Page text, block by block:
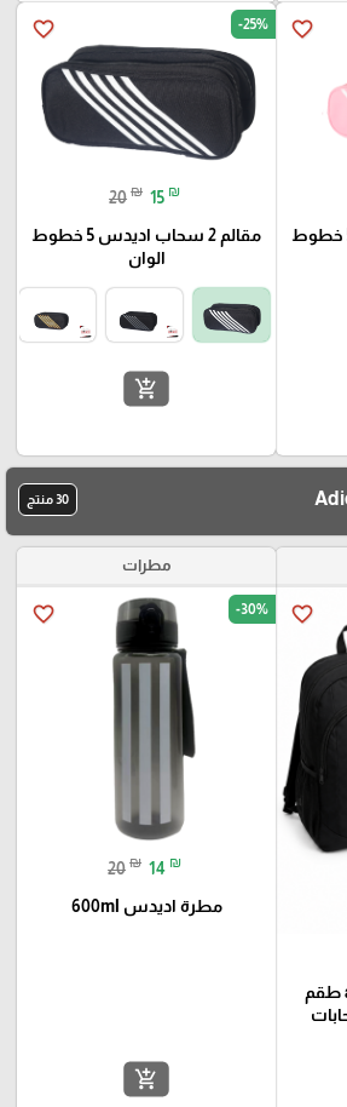
favorite_border
مقالم 2 سحاب اديدس 5 خطوط
favorite_border -25%
20 ₪ 15 ₪
مقالم 2 سحاب اديدس 5 خطوط
الوان
add_shopping_cart
30 منتج
favorite_border
شنط مدرسية adidas طقم
مطرات
favorite_border -30%
20 ₪ 14 ₪
مطرة اديدس 600ml
add_shopping_cart